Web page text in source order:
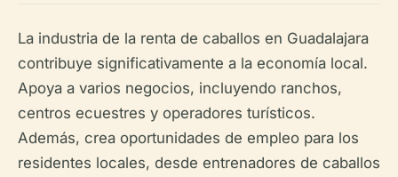
La industria de la renta de caballos en Guadalajara
contribuye significativamente a la economía local.
Apoya a varios negocios, incluyendo ranchos,
centros ecuestres y operadores turísticos.
Además, crea oportunidades de empleo para los
residentes locales, desde entrenadores de caballos